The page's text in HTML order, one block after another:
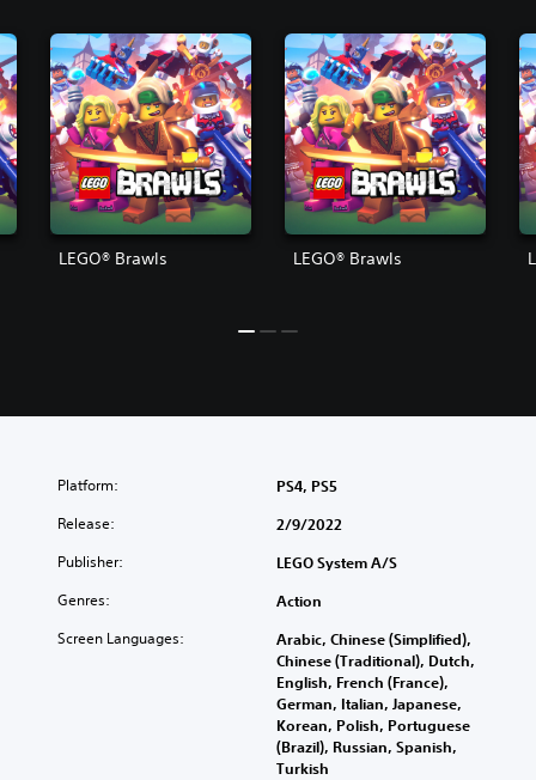
LEGO® Brawls LEGO® Brawls
Platform: PS4, PS5
Release: 2/9/2022
Publisher: LEGO System A/S
Genres: Action
Screen Languages:
Arabic, Chinese (Simplified),
Chinese (Traditional), Dutch,
English, French (France),
German, Italian, Japanese,
Korean, Polish, Portuguese
(Brazil), Russian, Spanish,
Turkish